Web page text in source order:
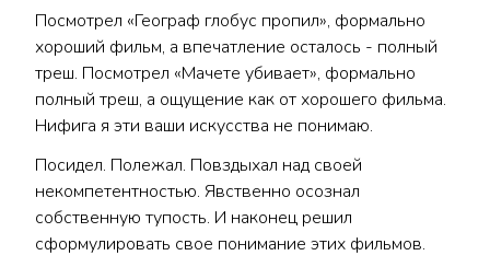
Посмотрел «Географ глобус пропил», формально
хороший фильм, а впечатление осталось - полный
треш. Посмотрел «Мачете убивает», формально
полный треш, а ощущение как от хорошего фильма.
Нифига я эти ваши искусства не понимаю.
Посидел. Полежал. Повздыхал над своей
некомпетентностью. Явственно осознал
собственную тупость. И наконец решил
сформулировать свое понимание этих фильмов.